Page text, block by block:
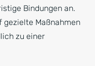
Bindungen an.
gezielte Maßnahmen
zu einer